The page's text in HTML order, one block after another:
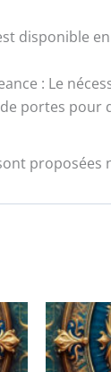
disponible
: Le
portes pour
proposées